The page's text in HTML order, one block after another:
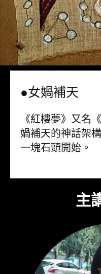
●女媧補天
《紅樓夢》又名
媧補天的神話架
一塊石頭開始。
主